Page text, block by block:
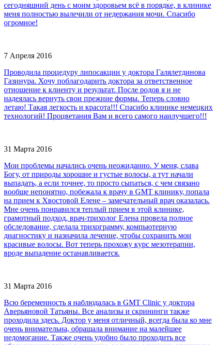
сегодняшний день с моим здоровьем всё в порядке, в клинике
меня полностью вылечили от недержания мочи. Спасибо
огромное!
7 Апреля 2016
Проводила процедуру липосакции у доктора Галялетдинова
Газинура. Хочу поблагодарить доктора за ответственное
отношение к клиенту и результат. После родов я и не
надеялась вернуть свои прежние формы. Теперь словно
летаю! Такая легкость и красота!!! Спасибо клинике немецких
технологий! Процветания Вам и всего самого наилучшего!!!
31 Марта 2016
Мои проблемы начались очень неожиданно. У меня, слава
Богу, от природы хорошие и густые волосы, а тут начали
выпадать, а если точнее, то просто сыпаться, с чем связано
вообще непонятно, побежала к врачу в GMT клинику, попала
на прием к Хвостовой Елене – замечательный врач оказалась.
Мне очень понравился теплый прием в этой клинике,
грамотный подход, врач-трихолог Елена провела полное
обследование, сделала трихограмму, компьютерную
диагностику и назначила лечение, чтобы сохранить мои
красивые волосы. Вот теперь прохожу курс мезотерапии,
вроде выпадение останавливается.
31 Марта 2016
Всю беременность я наблюдалась в GMT Clinic у доктора
Аверьяновой Татьяны. Все анализы и скрининги также
проходила здесь. Доктор у меня отличный, всегда была ко мне
очень внимательна, обращала внимание на малейшее
недомогание. Также очень удобно было проходить все